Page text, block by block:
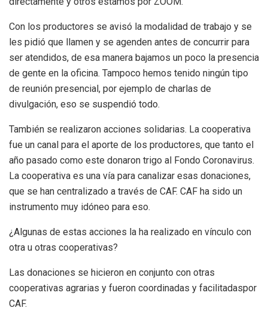
Con los productores se avisó la modalidad de trabajo y se
les pidió que llamen y se agenden antes de concurrir para
ser atendidos, de esa manera bajamos un poco la presencia
de gente en la oficina. Tampoco hemos tenido ningún tipo
de reunión presencial, por ejemplo de charlas de
divulgación, eso se suspendió todo.
También se realizaron acciones solidarias. La cooperativa
fue un canal para el aporte de los productores, que tanto el
año pasado como este donaron trigo al Fondo Coronavirus.
La cooperativa es una vía para canalizar esas donaciones,
que se han centralizado a través de CAF. CAF ha sido un
instrumento muy idóneo para eso.
¿Algunas de estas acciones la ha realizado en vínculo con
otra u otras cooperativas?
Las donaciones se hicieron en conjunto con otras
cooperativas agrarias y fueron coordinadas y facilitadaspor
CAF.